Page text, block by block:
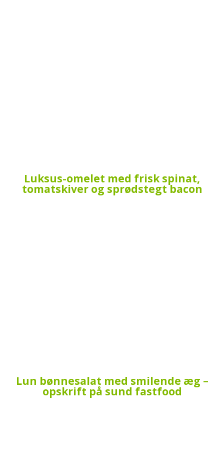
Luksus-omelet med frisk spinat,
tomatskiver og sprødstegt bacon
Lun bønnesalat med smilende æg –
opskrift på sund fastfood